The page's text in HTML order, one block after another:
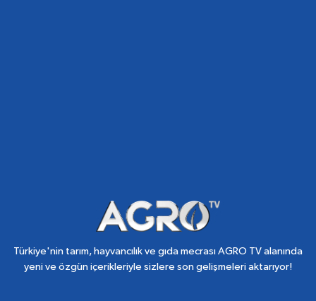
Türkiye'nin tarım, hayvancılık ve gıda mecrası AGRO TV alanında
yeni ve özgün içerikleriyle sizlere son gelişmeleri aktarıyor!